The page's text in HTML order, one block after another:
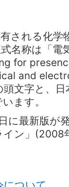
される化学
名称は「電
for
and
文字と、
ます。
に最新版が
ン」(2008
について